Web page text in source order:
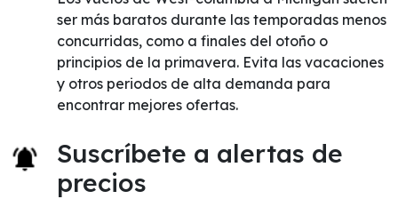
ser más baratos durante las temporadas menos
concurridas, como a finales del otoño o
principios de la primavera. Evita las vacaciones
y otros periodos de alta demanda para
encontrar mejores ofertas.
Suscríbete a alertas de
precios